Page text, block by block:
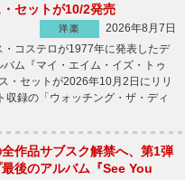
セットが10/2発売
洋楽
2026年8月7日
コステロが1977年に発表したデ
バム『マイ・エイム・イズ・トゥ
・セットが2026年10月2日にリリ
収録の「ウォッチング・ザ・ディ
作品サブスク解禁へ、第1弾
後のアルバム『See You